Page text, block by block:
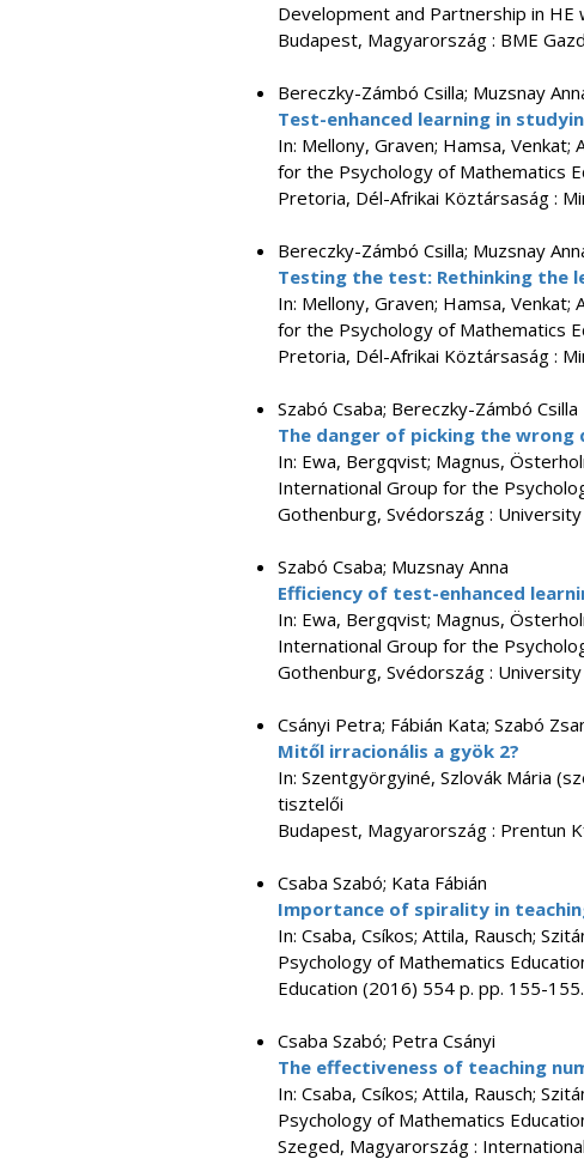
Development and Partnership in
Budapest, Magyarország : BME
Bereczky-Zámbó Csilla; Muzsnay
Test-enhanced learning in
In: Mellony, Graven; Hamsa,
for the Psychology of Mathematics
Pretoria, Dél-Afrikai Köztársaság :
Bereczky-Zámbó Csilla; Muzsnay
Testing the test: Rethinking the
In: Mellony, Graven; Hamsa,
for the Psychology of Mathematics
Pretoria, Dél-Afrikai Köztársaság :
Szabó Csaba; Bereczky-Zámbó Csilla
The danger of picking the wrong
In: Ewa, Bergqvist; Magnus,
International Group for the
Gothenburg, Svédország :
Szabó Csaba; Muzsnay Anna
Efficiency of test-enhanced
In: Ewa, Bergqvist; Magnus,
International Group for the
Gothenburg, Svédország :
Csányi Petra; Fábián Kata; Szabó
Mitől irracionális a gyök 2?
In: Szentgyörgyiné, Szlovák Mária
tisztelői
Budapest, Magyarország : Prentun
Csaba Szabó; Kata Fábián
Importance of spirality in
In: Csaba, Csíkos; Attila, Rausch;
Psychology of Mathematics
Education (2016) 554 p. pp. 155-
Csaba Szabó; Petra Csányi
The effectiveness of teaching
In: Csaba, Csíkos; Attila, Rausch;
Psychology of Mathematics
Szeged, Magyarország :